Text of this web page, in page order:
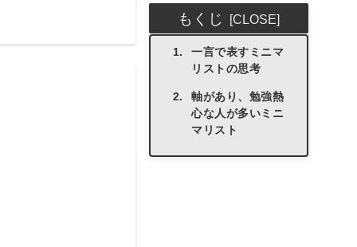
もくじ
一言で表すミニマ
リストの思考
軸があり、勉強熱
心な人が多いミニ
マリスト